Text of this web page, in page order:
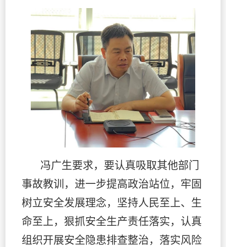
冯广生要求，要认真吸取其他部门
事故教训，进一步提高政治站位，牢固
树立安全发展理念，坚持人民至上、生
命至上，狠抓安全生产责任落实，认真
组织开展安全隐患排查整治，落实风险